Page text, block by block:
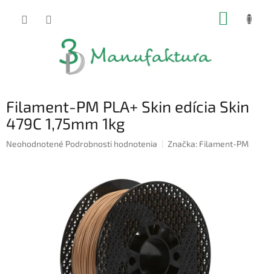
Filament-PM PLA+ Skin edícia Skin
479C 1,75mm 1kg
Priemerné
Neohodnotené Podrobnosti hodnotenia Značka: Filament-PM